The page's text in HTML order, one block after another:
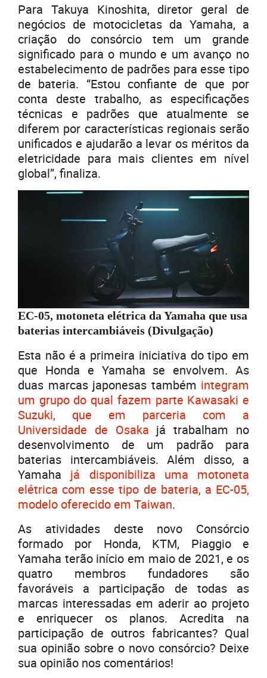
Para Takuya Kinoshita, diretor geral de
negócios de motocicletas da Yamaha, a
criação do consórcio tem um grande
significado para o mundo e um avanço no
estabelecimento de padrões para esse tipo
de bateria. “Estou confiante de que por
conta deste trabalho, as especificações
técnicas e padrões que atualmente se
diferem por características regionais serão
unificados e ajudarão a levar os méritos da
eletricidade para mais clientes em nível
global”, finaliza.
EC-05, motoneta elétrica da Yamaha que usa
baterias intercambiáveis (Divulgação)
Esta não é a primeira iniciativa do tipo em
que Honda e Yamaha se envolvem. As
duas marcas japonesas também integram
um grupo do qual fazem parte Kawasaki e
Suzuki, que em parceria com a
Universidade de Osaka já trabalham no
desenvolvimento de um padrão para
baterias intercambiáveis. Além disso, a
Yamaha já disponibiliza uma motoneta
elétrica com esse tipo de bateria, a EC-05,
modelo oferecido em Taiwan.
As atividades deste novo Consórcio
formado por Honda, KTM, Piaggio e
Yamaha terão início em maio de 2021, e os
quatro membros fundadores são
favoráveis a participação de todas as
marcas interessadas em aderir ao projeto
e enriquecer os planos. Acredita na
participação de outros fabricantes? Qual
sua opinião sobre o novo consórcio? Deixe
sua opinião nos comentários!